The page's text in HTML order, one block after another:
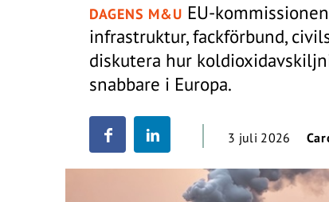
DAGENS M&U EU-
infrastruktur, fackförbund,
diskutera hur
snabbare i Europa.
3 juli 2026